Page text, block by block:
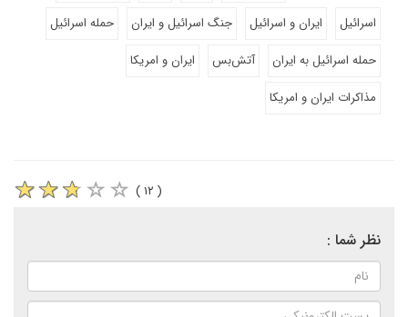
اسرائیل
ایران و اسرائیل جنگ اسرائیل و ایران
حمله اسرائیل
حمله اسرائیل به ایران
آتش‌بس
ایران و امریکا
مذاکرات ایران و امریکا
( ۱۲ )
نظر شما :